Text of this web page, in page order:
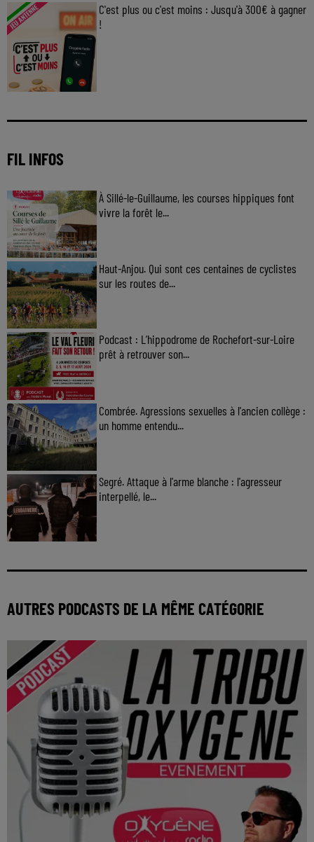
C'est plus ou c'est moins : Jusqu'à 300€ à gagner
!
FIL INFOS
À Sillé-le-Guillaume, les courses hippiques font
vivre la forêt le...
Haut-Anjou. Qui sont ces centaines de cyclistes
sur les routes de...
Podcast : L’hippodrome de Rochefort-sur-Loire
prêt à retrouver son...
Combrée. Agressions sexuelles à l'ancien collège :
un homme entendu...
Segré. Attaque à l'arme blanche : l'agresseur
interpellé, le...
AUTRES PODCASTS DE LA MÊME CATÉGORIE